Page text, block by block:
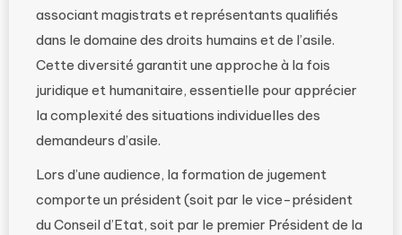
associant magistrats et représentants qualifiés
dans le domaine des droits humains et de l’asile.
Cette diversité garantit une approche à la fois
juridique et humanitaire, essentielle pour apprécier
la complexité des situations individuelles des
demandeurs d’asile.
Lors d’une audience, la formation de jugement
comporte un président (soit par le vice-président
du Conseil d’Etat, soit par le premier Président de la